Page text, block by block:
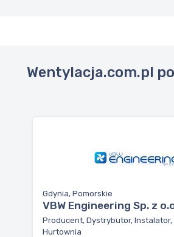
Wentylacja.com.pl
Gdynia, Pomorskie
VBW Engineering Sp. z
Producent, Dystrybutor, Instalator,
Hurtownia